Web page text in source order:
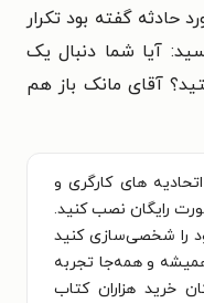
حادثه گفته بود تکرار
آیا شما دنبال یک
آقای مانک باز هم
های کارگری و
رایگان نصب کنید.
را شخصی‌سازی کنید
و همه‌جا تجربه
خرید هزاران کتاب